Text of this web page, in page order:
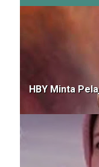
HBY Minta